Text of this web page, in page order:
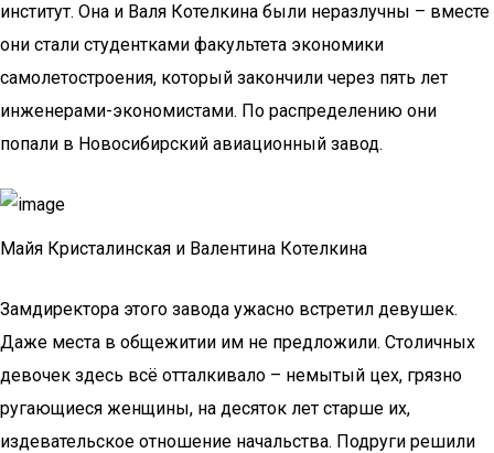
институт. Она и Валя Котелкина были неразлучны – вместе
они стали студентками факультета экономики
самолетостроения, который закончили через пять лет
инженерами-экономистами. По распределению они
попали в Новосибирский авиационный завод.
Майя Кристалинская и Валентина Котелкина
Замдиректора этого завода ужасно встретил девушек.
Даже места в общежитии им не предложили. Столичных
девочек здесь всё отталкивало – немытый цех, грязно
ругающиеся женщины, на десяток лет старше их,
издевательское отношение начальства. Подруги решили